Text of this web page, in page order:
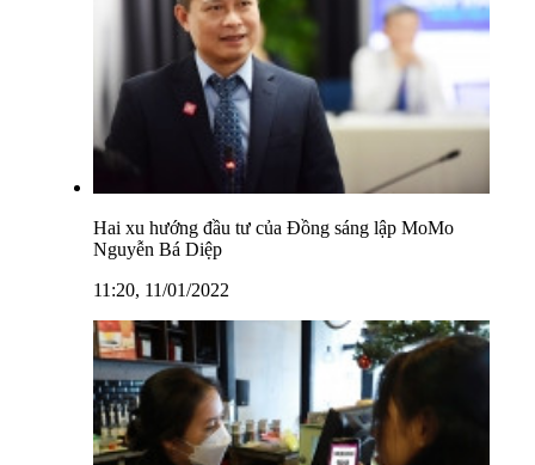
Hai xu hướng đầu tư của Đồng sáng lập MoMo
Nguyễn Bá Diệp
11:20, 11/01/2022